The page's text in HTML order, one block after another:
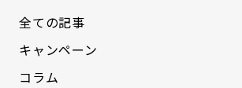
全ての記事
キャンペーン
コラム